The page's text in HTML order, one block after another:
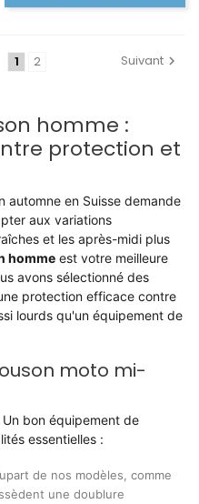
1 2 Suivant
homme :
protection et
automne en Suisse demande
aux variations
et les après-midi plus
homme est votre meilleure
avons sélectionné des
protection efficace contre
lourds qu'un équipement de
moto mi-
bon équipement de
essentielles :
de nos modèles, comme
une doublure